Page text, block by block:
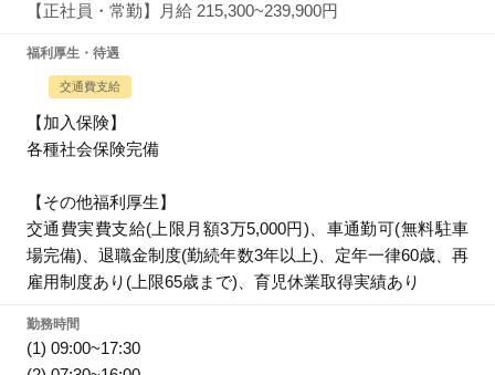
【正社員・常勤】月給 215,300~239,900円
福利厚生・待遇
交通費支給
【加入保険】
各種社会保険完備
【その他福利厚生】
交通費実費支給(上限月額3万5,000円)、車通勤可(無料駐車
場完備)、退職金制度(勤続年数3年以上)、定年一律60歳、再
雇用制度あり(上限65歳まで)、育児休業取得実績あり
勤務時間
(1) 09:00~17:30